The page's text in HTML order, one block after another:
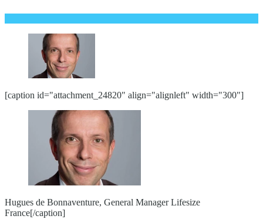
[caption id="attachment_24820" align="alignleft" width="300"]
Hugues de Bonnaventure, General Manager Lifesize
France[/caption]